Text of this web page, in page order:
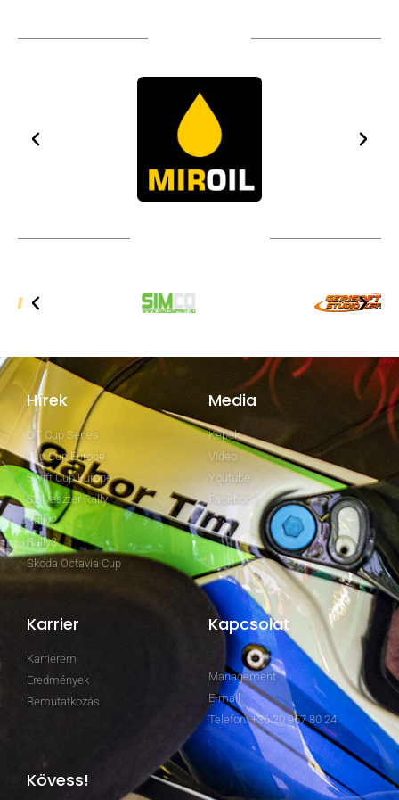
Hírek
GT Cup Series
Clio Cup Europe
Swift Cup Europe
Szilveszter Rally
Rally2
Rally3
Skoda Octavia Cup
Media
Képek
Video
Youtube
Facebook
Karrier
Karrierem
Eredmények
Bemutatkozás
Kapcsolat
Management
E-mail
Telefon: +36 20 967 80 24
Kövess!